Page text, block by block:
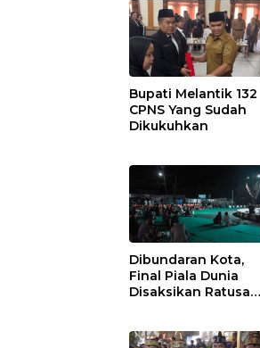
Bupati Melantik 132
CPNS Yang Sudah
Dikukuhkan
Dibundaran Kota,
Final Piala Dunia
Disaksikan Ratusan